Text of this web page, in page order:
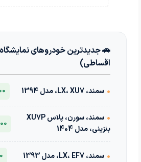
🚗 جدیدترین خودروهای
اقساطی)
• سمند، LX، XU7، مدل 1394
•
سمند، سورن، پلاس XU7P
بنزینی، مدل 1404
• سمند، LX، EF7، مدل 1393